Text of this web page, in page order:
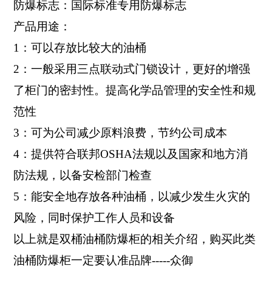
防爆标志：国际标准专用防爆标志
产品用途：
1：可以存放比较大的油桶
2：一般采用三点联动式门锁设计，更好的增强
了柜门的密封性。提高化学品管理的安全性和规
范性
3：可为公司减少原料浪费，节约公司成本
4：提供符合联邦OSHA法规以及国家和地方消
防法规，以备安检部门检查
5：能安全地存放各种油桶，以减少发生火灾的
风险，同时保护工作人员和设备
以上就是双桶油桶防爆柜的相关介绍，购买此类
油桶防爆柜一定要认准品牌-----众御